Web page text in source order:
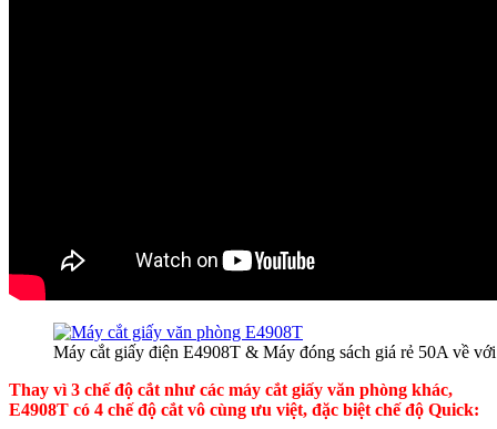
Máy cắt giấy điện E4908T & Máy đóng sách giá rẻ 50A về
Thay vì 3 chế độ cắt như các máy cắt giấy văn phòng khác,
E4908T có 4 chế độ cắt vô cùng ưu việt, đặc biệt chế độ Quick: